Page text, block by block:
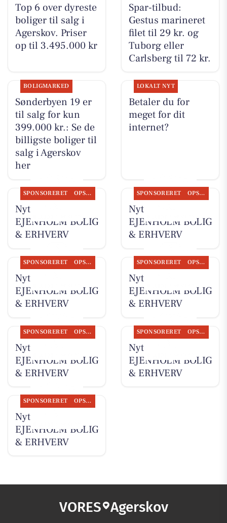
Top 6 over dyreste
boliger til salg i
Agerskov. Priser
op til 3.495.000 kr
Spar-tilbud:
Gestus marineret
filet til 29 kr. og
Tuborg eller
Carlsberg til 72 kr.
BOLIGMARKED
Sønderbyen 19 er
til salg for kun
399.000 kr.: Se de
billigste boliger til
salg i Agerskov
her
LOKALT NYT
Betaler du for
meget for dit
internet?
SPONSORERET OPSLAGSTAVLEN
Nyt fra
EJENHOLM BOLIG
& ERHVERV
SPONSORERET OPSLAGSTAVLEN
Nyt fra
EJENHOLM BOLIG
& ERHVERV
SPONSORERET OPSLAGSTAVLEN
Nyt fra
EJENHOLM BOLIG
& ERHVERV
SPONSORERET OPSLAGSTAVLEN
Nyt fra
EJENHOLM BOLIG
& ERHVERV
SPONSORERET OPSLAGSTAVLEN
Nyt fra
EJENHOLM BOLIG
& ERHVERV
SPONSORERET OPSLAGSTAVLEN
Nyt fra
EJENHOLM BOLIG
& ERHVERV
SPONSORERET OPSLAGSTAVLEN
Nyt fra
EJENHOLM BOLIG
& ERHVERV
VORES Agerskov